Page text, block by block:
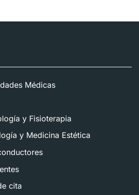
Médicas
y Fisioterapia
y Medicina Estética
cita